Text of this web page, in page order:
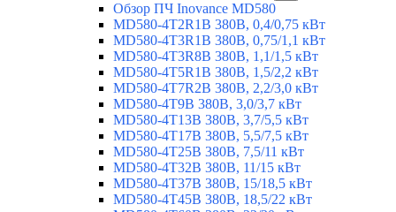
Обзор ПЧ Inovance MD580
MD580-4T2R1B 380В, 0,4/0,75 кВт
MD580-4T3R1B 380В, 0,75/1,1 кВт
MD580-4T3R8B 380В, 1,1/1,5 кВт
MD580-4T5R1B 380В, 1,5/2,2 кВт
MD580-4T7R2B 380В, 2,2/3,0 кВт
MD580-4T9B 380В, 3,0/3,7 кВт
MD580-4T13B 380В, 3,7/5,5 кВт
MD580-4T17B 380В, 5,5/7,5 кВт
MD580-4T25B 380В, 7,5/11 кВт
MD580-4T32B 380В, 11/15 кВт
MD580-4T37B 380В, 15/18,5 кВт
MD580-4T45B 380В, 18,5/22 кВт